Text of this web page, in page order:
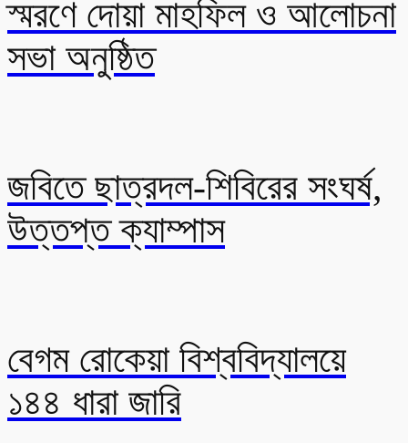
স্মরণে দোয়া মাহফিল ও আলোচনা
সভা অনুষ্ঠিত
জবিতে ছাত্রদল-শিবিরের সংঘর্ষ,
উত্তপ্ত ক্যাম্পাস
বেগম রোকেয়া বিশ্ববিদ্যালয়ে
১৪৪ ধারা জারি